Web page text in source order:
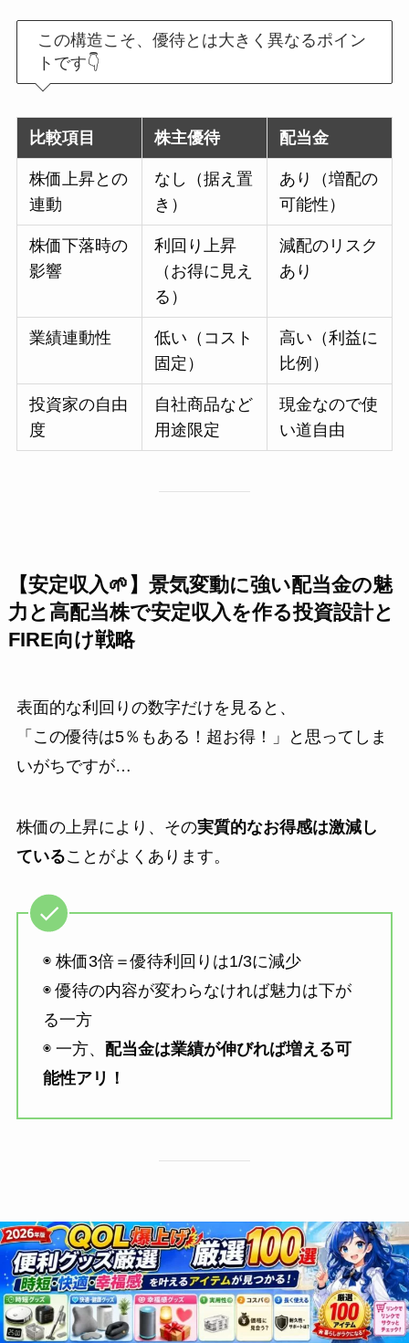
この構造こそ、優待とは大きく異なるポイン
トです👇
比較項目 株主優待 配当金
株価上昇との
連動
なし（据え置
き）
あり（増配の
可能性）
株価下落時の
影響
利回り上昇
（お得に見え
る）
減配のリスク
あり
業績連動性
低い（コスト
固定）
高い（利益に
比例）
投資家の自由
度
自社商品など
用途限定
現金なので使
い道自由
【安定収入🌱】景気変動に強い配当金の魅
力と高配当株で安定収入を作る投資設計と
FIRE向け戦略
表面的な利回りの数字だけを見ると、
「この優待は5％もある！超お得！」と思ってしま
いがちですが…
株価の上昇により、その実質的なお得感は激減し
ていることがよくあります。
◉ 株価3倍＝優待利回りは1/3に減少
◉ 優待の内容が変わらなければ魅力は下が
る一方
◉ 一方、 配当金は業績が伸びれば増える可
能性アリ！
【配当金の魅力✨】業績連動で増配が期待
できる理由と複利効果を生かす長期投資と
実践前の確認軸